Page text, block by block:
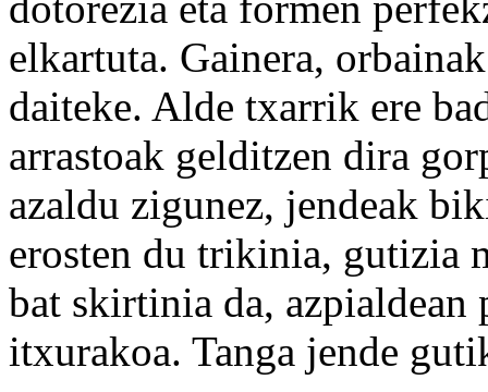
elkartuta. Gainera,
daiteke. Alde txarrik ere
arrastoak gelditzen dira
azaldu zigunez, jendeak
erosten du trikinia, gutizia
bat skirtinia da,
itxurakoa. Tanga jende